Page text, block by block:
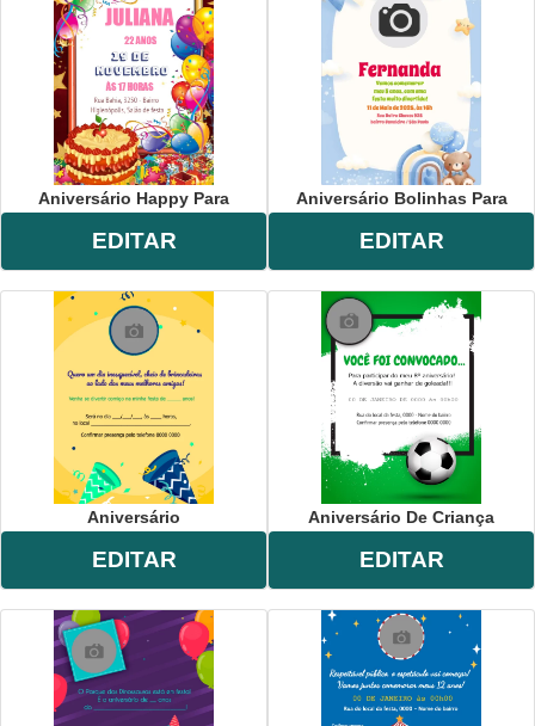
Aniversário Happy Para
EDITAR
Aniversário Bolinhas Para
EDITAR
Aniversário
EDITAR
Aniversário De Criança
EDITAR